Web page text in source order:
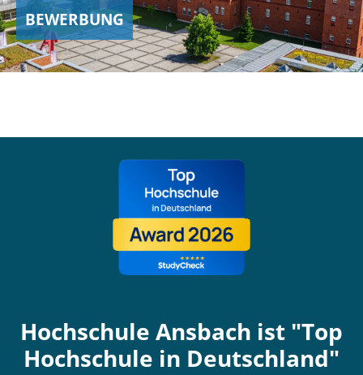
BEWERBUNG
Hochschule Ansbach ist "Top
Hochschule in Deutschland"